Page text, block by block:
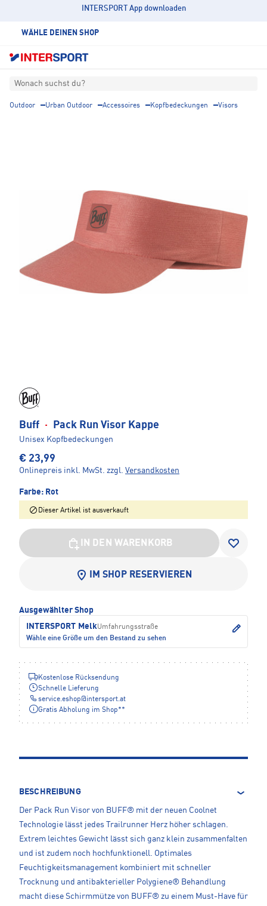
INTERSPORT App downloaden
WÄHLE DEINEN SHOP
Wonach suchst du?
Outdoor Urban Outdoor Accessoires Kopfbedeckungen Visors
Buff · Pack Run Visor Kappe
Unisex Kopfbedeckungen
€ 23,99
Onlinepreis inkl. MwSt. zzgl. Versandkosten
Farbe: Rot
Dieser Artikel ist ausverkauft
IN DEN WARENKORB
IM SHOP RESERVIEREN
Ausgewählter Shop
INTERSPORT MelkUmfahrungsstraße
Wähle eine Größe um den Bestand zu sehen
Kostenlose Rücksendung
Schnelle Lieferung
service.eshop@intersport.at
Gratis Abholung im Shop**
BESCHREIBUNG
Der Pack Run Visor von BUFF® mit der neuen Coolnet
Technologie lässt jedes Trailrunner Herz höher schlagen.
Extrem leichtes Gewicht lässt sich ganz klein zusammenfalten
und ist zudem noch hochfunktionell. Optimales
Feuchtigkeitsmanagement kombiniert mit schneller
Trocknung und antibakterieller Polygiene® Behandlung
macht diese Schirmmütze von BUFF® zu einem Must-Have für